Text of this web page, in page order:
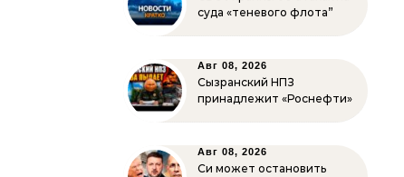
суда «теневого флота”
Авг 08, 2026
Сызранский НПЗ
принадлежит «Роснефти»
Авг 08, 2026
Си может остановить